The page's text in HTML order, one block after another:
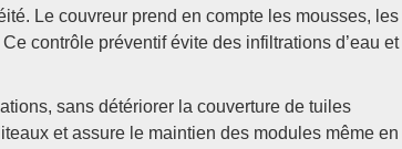
Le couvreur prend en compte les mousses, les
contrôle préventif évite des infiltrations d’eau et
sans détériorer la couverture de tuiles
et assure le maintien des modules même en